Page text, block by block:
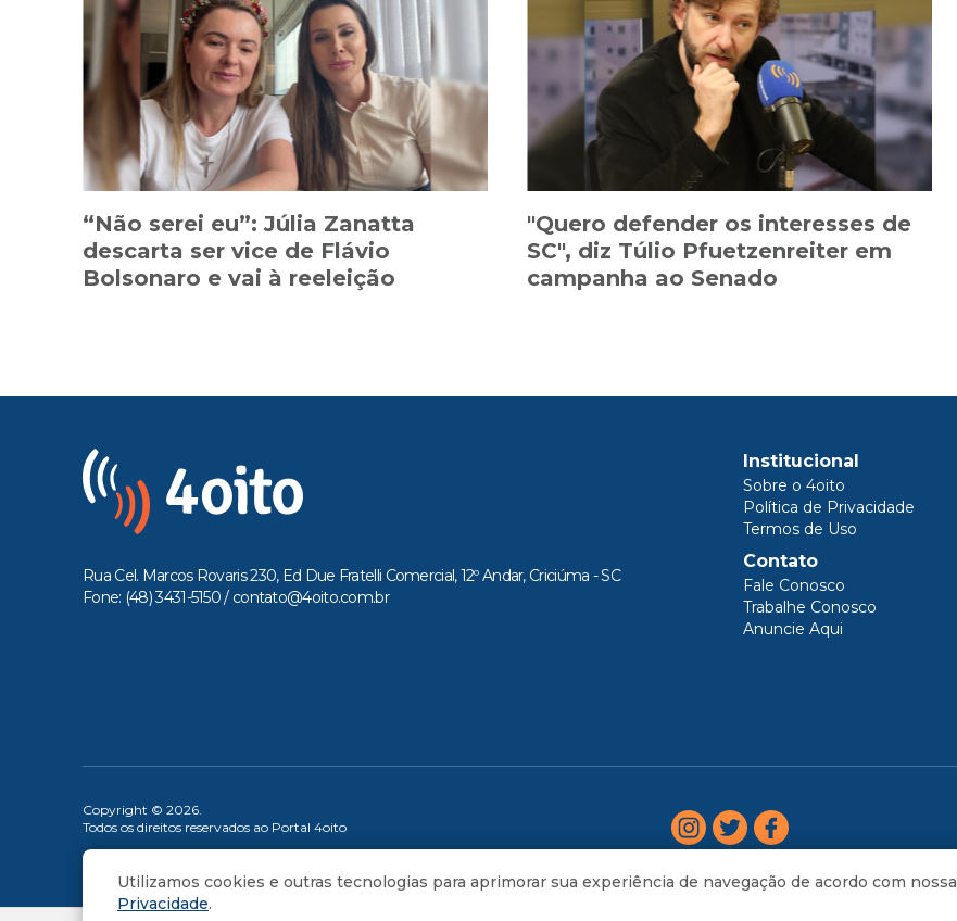
“Não serei eu”: Júlia Zanatta
descarta ser vice de Flávio
Bolsonaro e vai à reeleição
"Quero defender os interesses de
SC", diz Túlio Pfuetzenreiter em
campanha ao Senado
Rua Cel. Marcos Rovaris 230, Ed Due Fratelli Comercial, 12º Andar, Criciúma - SC
Fone: (48) 3431-5150 / contato@4oito.com.br
Institucional
Sobre o 4oito
Política de Privacidade
Termos de Uso
Contato
Fale Conosco
Trabalhe Conosco
Anuncie Aqui
Copyright © 2026.
Todos os direitos reservados ao Portal 4oito
Utilizamos cookies e outras tecnologias para aprimorar sua experiência de navegação de acordo com nossa
Privacidade.